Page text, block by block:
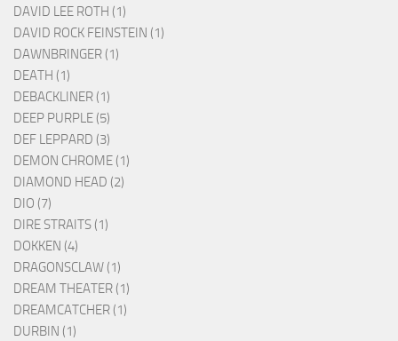
DAVID LEE ROTH (1)
DAVID ROCK FEINSTEIN (1)
DAWNBRINGER (1)
DEATH (1)
DEBACKLINER (1)
DEEP PURPLE (5)
DEF LEPPARD (3)
DEMON CHROME (1)
DIAMOND HEAD (2)
DIO (7)
DIRE STRAITS (1)
DOKKEN (4)
DRAGONSCLAW (1)
DREAM THEATER (1)
DREAMCATCHER (1)
DURBIN (1)